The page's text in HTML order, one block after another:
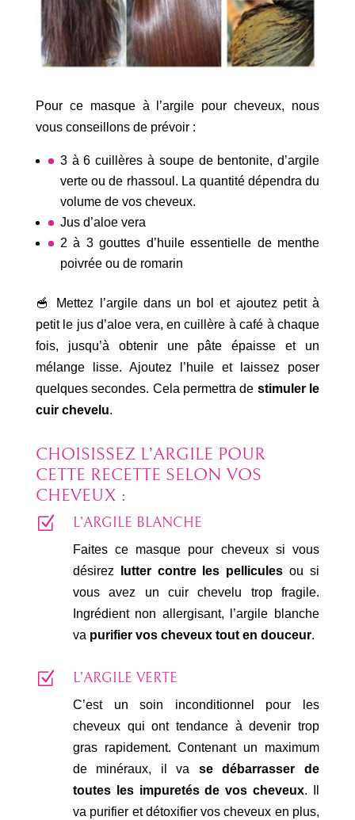
Pour ce masque à l’argile pour cheveux, nous
vous conseillons de prévoir :
3 à 6 cuillères à soupe de bentonite, d’argile
verte ou de rhassoul. La quantité dépendra du
volume de vos cheveux.
Jus d’aloe vera
2 à 3 gouttes d’huile essentielle de menthe
poivrée ou de romarin
🥣 Mettez l’argile dans un bol et ajoutez petit à
petit le jus d’aloe vera, en cuillère à café à chaque
fois, jusqu’à obtenir une pâte épaisse et un
mélange lisse. Ajoutez l’huile et laissez poser
quelques secondes. Cela permettra de stimuler le
cuir chevelu.
CHOISISSEZ L’ARGILE POUR
CETTE RECETTE SELON VOS
CHEVEUX :
Z
L’ARGILE BLANCHE
Faites ce masque pour cheveux si vous
désirez
lutter contre les pellicules ou si
vous avez un cuir chevelu trop fragile.
Ingrédient non allergisant, l’argile blanche
va purifier vos cheveux tout en douceur.
Z L’ARGILE VERTE
C’est un soin inconditionnel pour les
cheveux qui ont tendance à devenir trop
gras rapidement. Contenant un maximum
de minéraux, il va se débarrasser de
toutes les impuretés de vos cheveux. Il
va purifier et détoxifier vos cheveux en plus,